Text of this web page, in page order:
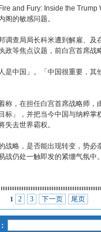
and Fury: Inside the
的敏感问题。
调查局局长科米遭到解雇、
政等焦点议题，前白宫首席战
是中国」。「中国很重要，
称，在担任白宫首席战略师
标」，并把当今中国与纳粹
去世界霸权。
战略，是否能出现转变，势
战仍处一触即发的紧绷气氛中
1 2 3 下一页 尾页